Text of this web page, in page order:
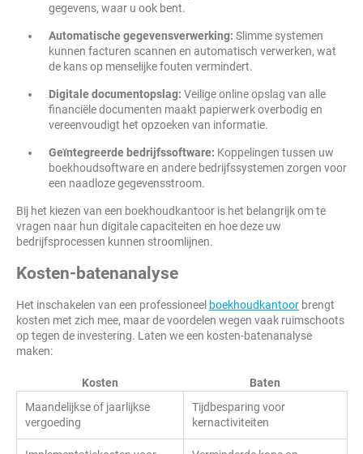
gegevens, waar u ook bent.
Automatische gegevensverwerking: Slimme systemen
kunnen facturen scannen en automatisch verwerken, wat
de kans op menselijke fouten vermindert.
Digitale documentopslag: Veilige online opslag van alle
financiële documenten maakt papierwerk overbodig en
vereenvoudigt het opzoeken van informatie.
Geïntegreerde bedrijfssoftware: Koppelingen tussen uw
boekhoudsoftware en andere bedrijfssystemen zorgen voor
een naadloze gegevensstroom.
Bij het kiezen van een boekhoudkantoor is het belangrijk om te
vragen naar hun digitale capaciteiten en hoe deze uw
bedrijfsprocessen kunnen stroomlijnen.
Kosten-batenanalyse
Het inschakelen van een professioneel boekhoudkantoor brengt
kosten met zich mee, maar de voordelen wegen vaak ruimschoots
op tegen de investering. Laten we een kosten-batenanalyse
maken:
Kosten
Baten
Maandelijkse of jaarlijkse
vergoeding
Tijdbesparing voor
kernactiviteiten